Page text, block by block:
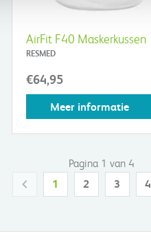
AirFit F40 Maskerkussen
RESMED
€64,95
Meer informatie
Pagina 1 van 4
1 2 3 4